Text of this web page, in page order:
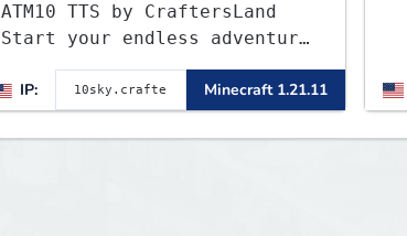
ATM10 TTS by CraftersLand
Start your endless adventure
now! v2.0.2
IP:
Minecraft 1.21.11